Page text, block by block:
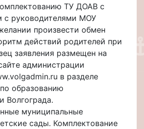
ТУ ДОАВ с
с руководителями МОУ
произвести обмен
действий родителей при
заявления размещен на
администрации
в разделе
образованию
Волгограда.
муниципальные
сады. Комплектование